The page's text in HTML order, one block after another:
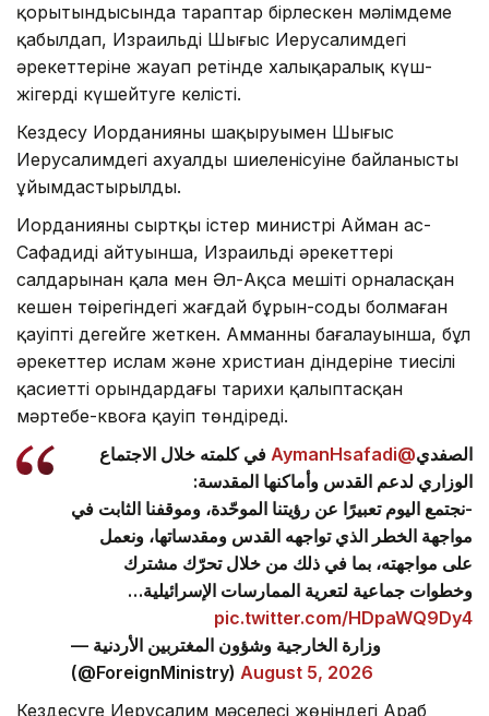
қорытындысында тараптар бірлескен мәлімдеме
қабылдап, Израильдің Шығыс Иерусалимдегі
әрекеттеріне жауап ретінде халықаралық күш-
жігерді күшейтуге келісті.
Кездесу Иорданияның шақыруымен Шығыс
Иерусалимдегі ахуалдың шиеленісуіне байланысты
ұйымдастырылды.
Иорданияның сыртқы істер министрі Айман ас-
Сафадидің айтуынша, Израильдің әрекеттері
салдарынан қала мен Әл-Ақса мешіті орналасқан
кешен төңірегіндегі жағдай бұрын-соңды болмаған
қауіпті деңгейге жеткен. Амманның бағалауынша, бұл
әрекеттер ислам және христиан діндеріне тиесілі
қасиетті орындардағы тарихи қалыптасқан
мәртебе-квоға қауіп төндіреді.
الصفدي@AymanHsafadi
في كلمته خلال الاجتماع
الوزاري لدعم القدس وأماكنها المقدسة:
-نجتمع اليوم تعبيرًا عن رؤيتنا الموحّدة، وموقفنا الثابت في
مواجهة الخطر الذي تواجهه القدس ومقدساتها، ونعمل
على مواجهته، بما في ذلك من خلال تحرّك مشترك
وخطوات جماعية لتعرية الممارسات الإسرائيلية…
pic.twitter.com/HDpaWQ9Dy4
— وزارة الخارجية وشؤون المغتربين الأردنية
(@ForeignMinistry) August 5, 2026
Кездесуге Иерусалим мәселесі жөніндегі Араб